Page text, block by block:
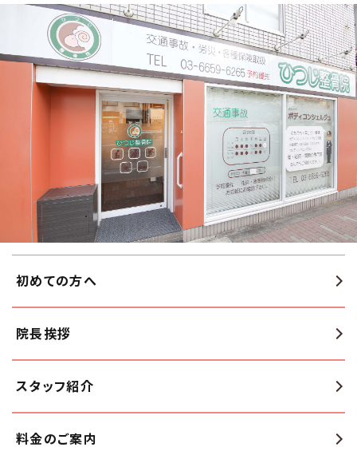
初めての方へ
院長挨拶
スタッフ紹介
料金のご案内